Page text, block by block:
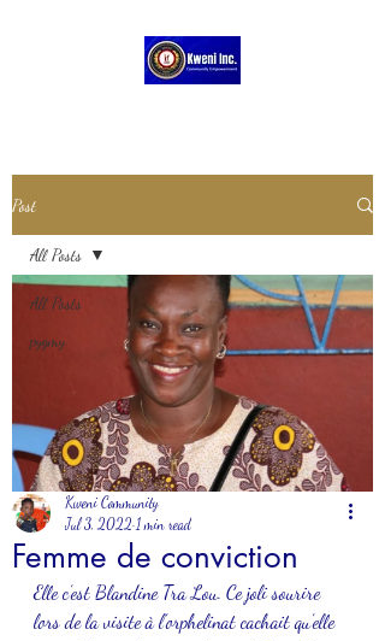
Post
All Posts
pygmy
All Posts
Femme de conviction
Kweni Community
Jul 3, 2022 1 min read
Elle c’est Blandine Tra Lou. Ce joli sourire
lors de la visite à l’orphelinat cachait qu’elle